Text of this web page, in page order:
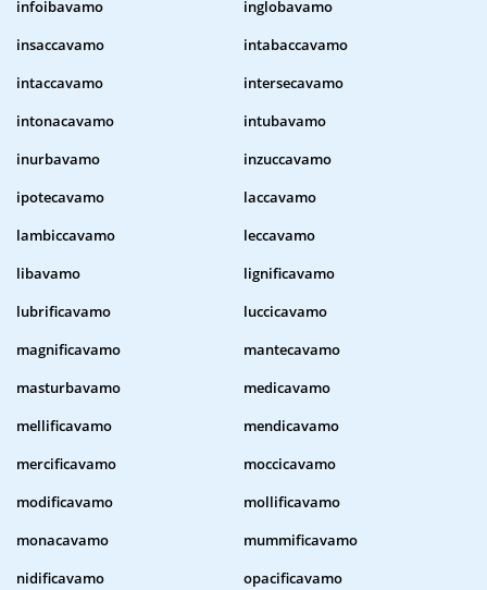
infoibavamo
inglobavamo
insaccavamo
intabaccavamo
intaccavamo
intersecavamo
intonacavamo
intubavamo
inurbavamo
inzuccavamo
ipotecavamo
laccavamo
lambiccavamo
leccavamo
libavamo
lignificavamo
lubrificavamo
luccicavamo
magnificavamo
mantecavamo
masturbavamo
medicavamo
mellificavamo
mendicavamo
mercificavamo
moccicavamo
modificavamo
mollificavamo
monacavamo
mummificavamo
nidificavamo
opacificavamo